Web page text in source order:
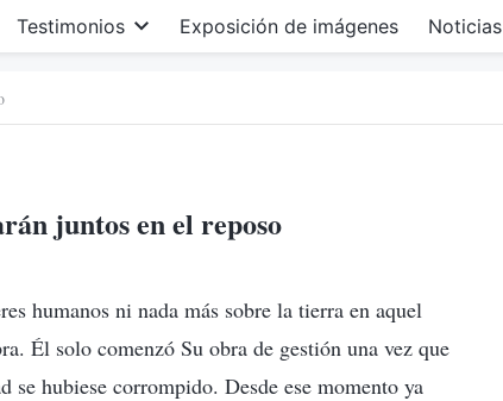
Testimonios Exposición de imágenes Noticias
juntos en el reposo
humanos ni nada más sobre la tierra en aquel
Él solo comenzó Su obra de gestión una vez que
se hubiese corrompido. Desde ese momento ya